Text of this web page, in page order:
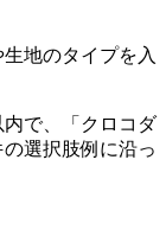
地のタイプを入
で、「クロコダ
選択肢例に沿っ